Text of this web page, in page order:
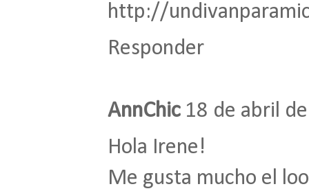
http://
Responder
AnnChic 18 de abril
Hola Irene!
Me gusta mucho el